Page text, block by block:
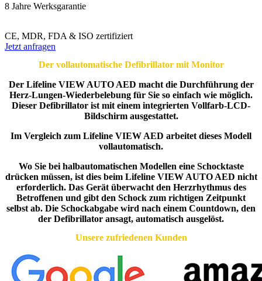
8 Jahre Werksgarantie
CE, MDR, FDA & ISO zertifiziert
Jetzt anfragen
Der vollautomatische Defibrillator mit Monitor
Der Lifeline VIEW AUTO AED macht die Durchführung der
Herz-Lungen-Wiederbelebung für Sie so einfach wie möglich.
Dieser Defibrillator ist mit einem integrierten Vollfarb-LCD-
Bildschirm ausgestattet.
Im Vergleich zum Lifeline VIEW AED arbeitet dieses Modell
vollautomatisch.
Wo Sie bei halbautomatischen Modellen eine Schocktaste
drücken müssen, ist dies beim Lifeline VIEW AUTO AED nicht
erforderlich. Das Gerät überwacht den Herzrhythmus des
Betroffenen und gibt den Schock zum richtigen Zeitpunkt
selbst ab. Die Schockabgabe wird nach einem Countdown, den
der Defibrillator ansagt, automatisch ausgelöst.
Unsere zufriedenen Kunden